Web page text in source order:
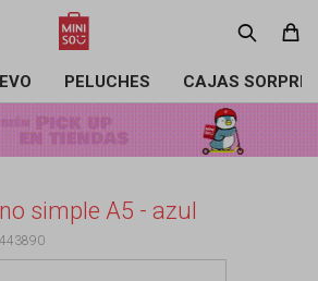
PELUCHES CAJAS
simple A5 - azul